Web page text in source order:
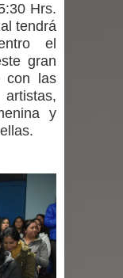
interés
coreana
en el
medio de
eléctrica
Hrs.
tendrá
el
gran
con las
y